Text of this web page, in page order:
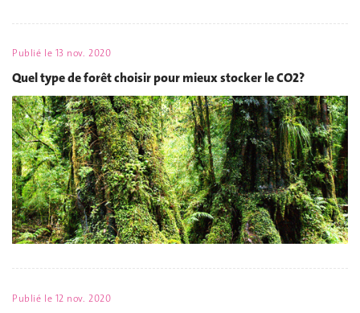
Publié le 13 nov. 2020
Quel type de forêt choisir pour mieux stocker le CO2?
Publié le 12 nov. 2020